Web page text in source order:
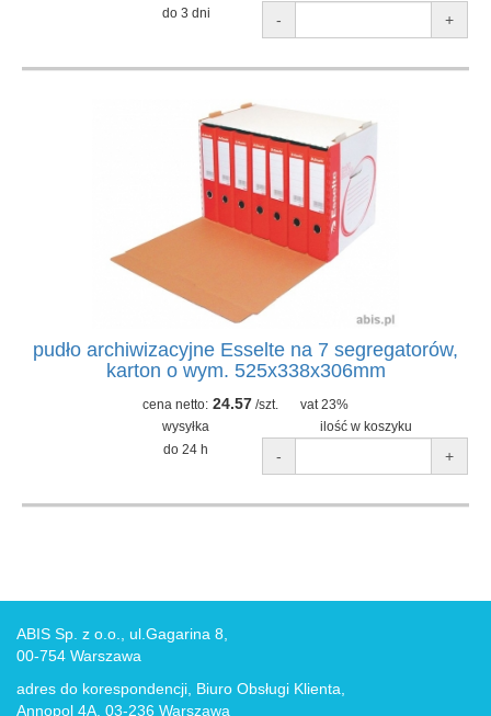
do 3 dni
- +
pudło archiwizacyjne Esselte na 7 segregatorów,
karton o wym. 525x338x306mm
cena netto: 24.57 /szt.
vat 23%
wysyłka
ilość w koszyku
do 24 h
- +
ABIS Sp. z o.o., ul.Gagarina 8,
00-754 Warszawa
adres do korespondencji, Biuro Obsługi Klienta,
Annopol 4A, 03-236 Warszawa